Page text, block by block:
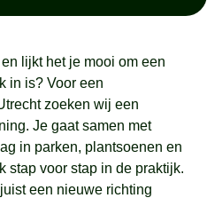
lijkt het je mooi om een
in is? Voor een
zoeken wij een
Je gaat samen met
in parken, plantsoenen en
stap voor stap in de praktijk.
een nieuwe richting